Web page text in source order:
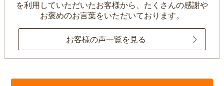
を利用していただいたお客様から、 たくさんの感謝や
お褒めのお言葉をいただいております。
お客様の声一覧を見る